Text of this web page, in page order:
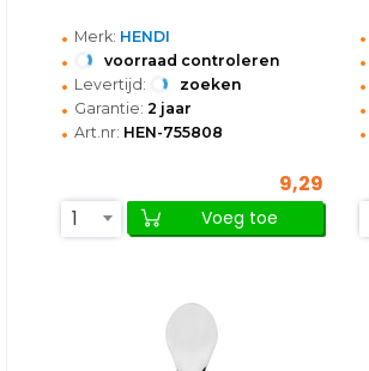
• Merk: HENDI
• voorraad controleren
• Levertijd: zoeken
• Garantie: 2 jaar
• Art.nr: HEN-755808
9,29
1
Voeg toe
•
•
•
•
•